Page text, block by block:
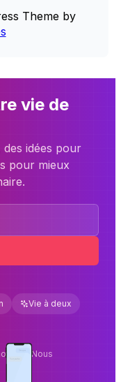
Theme by
vie de
idées pour
pour mieux
Vie à deux
Nous